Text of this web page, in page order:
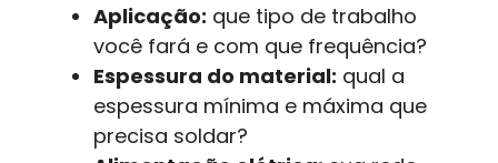
Aplicação: que tipo de trabalho
você fará e com que frequência?
Espessura do material: qual a
espessura mínima e máxima que
precisa soldar?